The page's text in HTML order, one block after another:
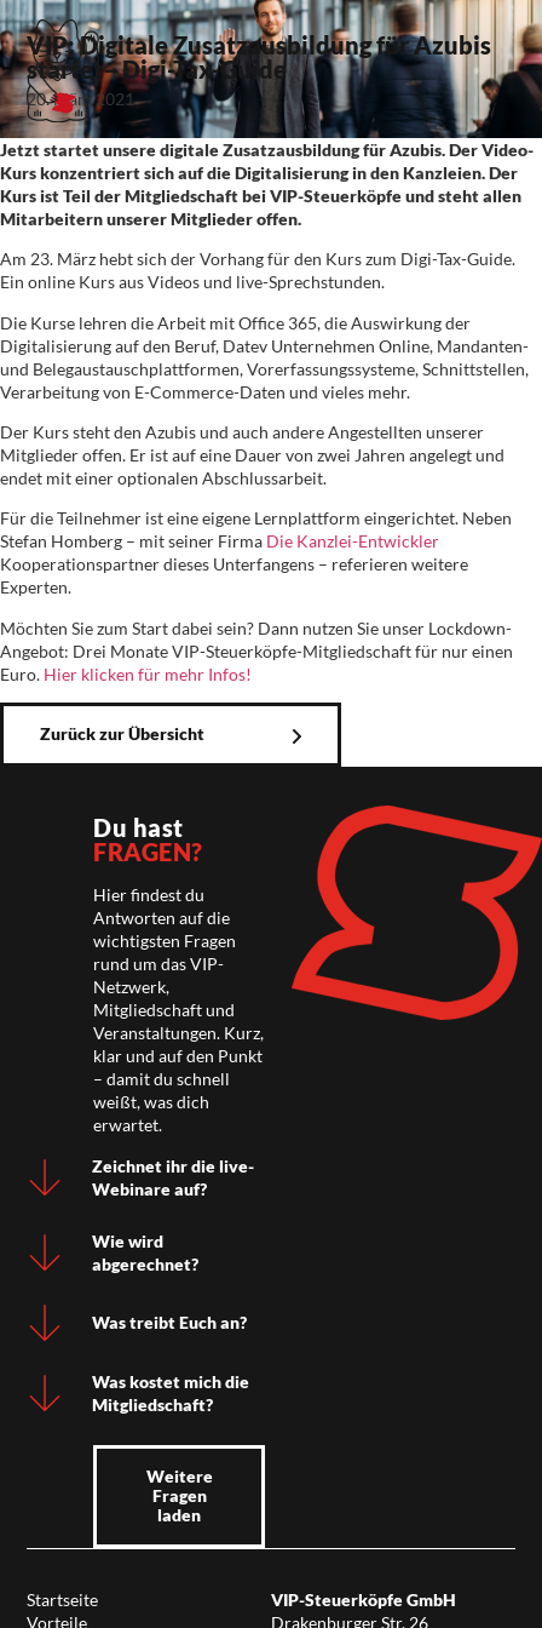
VIP: Digitale Zusatzausbildung für Azubis
startet– Digi-Tax-Guide
20. März 2021
Jetzt startet unsere digitale Zusatzausbildung für Azubis. Der Video-
Kurs konzentriert sich auf die Digitalisierung in den Kanzleien. Der
Kurs ist Teil der Mitgliedschaft bei VIP-Steuerköpfe und steht allen
Mitarbeitern unserer Mitglieder offen.
Am 23. März hebt sich der Vorhang für den Kurs zum Digi-Tax-Guide.
Ein online Kurs aus Videos und live-Sprechstunden.
Die Kurse lehren die Arbeit mit Office 365, die Auswirkung der
Digitalisierung auf den Beruf, Datev Unternehmen Online, Mandanten-
und Belegaustauschplattformen, Vorerfassungssysteme, Schnittstellen,
Verarbeitung von E-Commerce-Daten und vieles mehr.
Der Kurs steht den Azubis und auch andere Angestellten unserer
Mitglieder offen. Er ist auf eine Dauer von zwei Jahren angelegt und
endet mit einer optionalen Abschlussarbeit.
Für die Teilnehmer ist eine eigene Lernplattform eingerichtet. Neben
Stefan Homberg – mit seiner Firma Die Kanzlei-Entwickler
Kooperationspartner dieses Unterfangens – referieren weitere
Experten.
Möchten Sie zum Start dabei sein? Dann nutzen Sie unser Lockdown-
Angebot: Drei Monate VIP-Steuerköpfe-Mitgliedschaft für nur einen
Euro. Hier klicken für mehr Infos!
Zurück zur Übersicht
Du hast
FRAGEN?
Hier findest du
Antworten auf die
wichtigsten Fragen
rund um das VIP-
Netzwerk,
Mitgliedschaft und
Veranstaltungen. Kurz,
klar und auf den Punkt
– damit du schnell
weißt, was dich
erwartet.
Zeichnet ihr die live-
Webinare auf?
Wie wird
abgerechnet?
Was treibt Euch an?
Was kostet mich die
Mitgliedschaft?
Weitere
Fragen
laden
Startseite
Vorteile
VIP-Steuerköpfe GmbH
Drakenburger Str. 26